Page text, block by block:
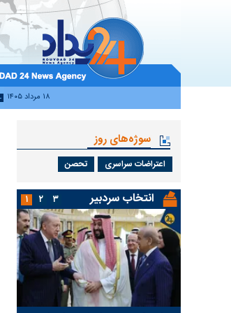
۱۸ مرداد ۱۴۰۵
سوژه‌های روز
اعتراضات سراسری تحصن
انتخاب سردبیر ۱ ۲ ۳